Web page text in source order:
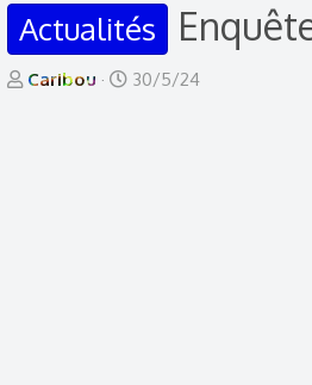
Actualités
A
Caribou
D
30/5/24